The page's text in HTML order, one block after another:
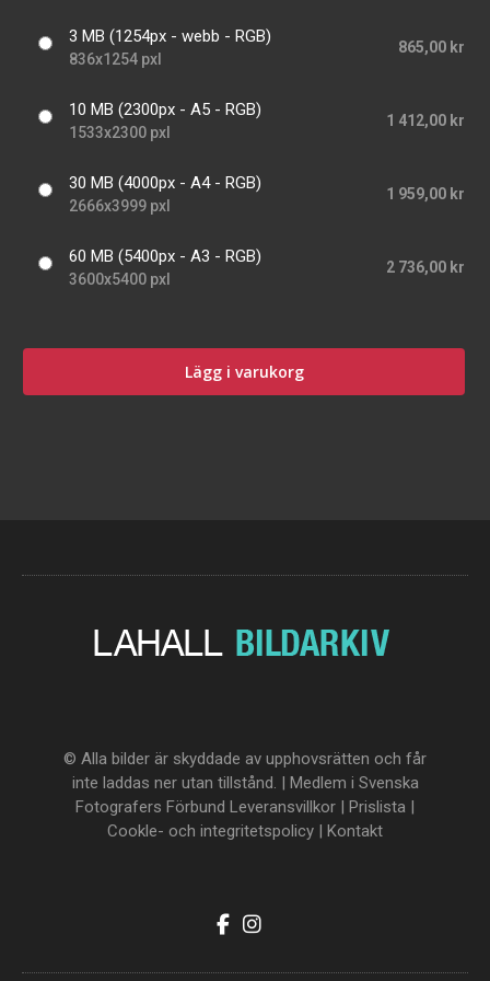
3 MB (1254px - webb - RGB)
836x1254 pxl
865,00 kr
10 MB (2300px - A5 - RGB)
1533x2300 pxl
1 412,00 kr
30 MB (4000px - A4 - RGB)
2666x3999 pxl
1 959,00 kr
60 MB (5400px - A3 - RGB)
3600x5400 pxl
2 736,00 kr
Lägg i varukorg
© Alla bilder är skyddade av upphovsrätten och får
inte laddas ner utan tillstånd. | Medlem i Svenska
Fotografers Förbund Leveransvillkor | Prislista |
Cookle- och integritetspolicy | Kontakt